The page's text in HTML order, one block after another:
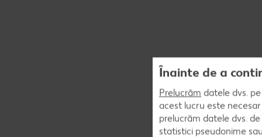
Înainte de a
Prelucrăm datele dvs.
acest lucru este
prelucrăm datele dvs.
statistici pseudonime